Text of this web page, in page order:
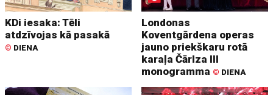
KDi iesaka: Tēli
atdzīvojas kā pasakā
© DIENA
Londonas
Koventgārdena operas
jauno priekškaru rotā
karaļa Čārlza III
monogramma © DIENA